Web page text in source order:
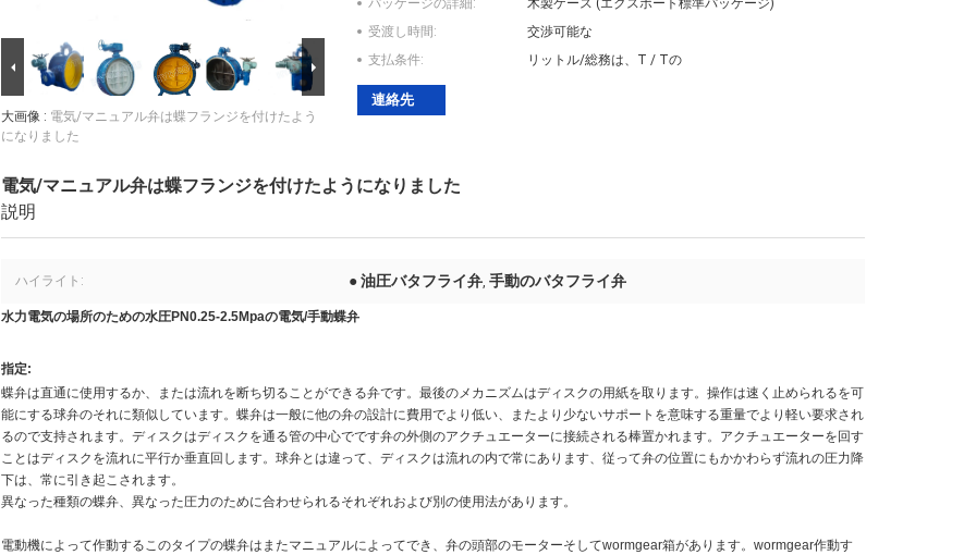
大画像 : 電気/マニュアル弁は蝶フランジを付けたよう
になりました
パッケージの詳細:
木製ケース (エクスポート標準パッケージ)
受渡し時間:
交渉可能な
支払条件:
リットル/総務は、T / Tの
連絡先
電気/マニュアル弁は蝶フランジを付けたようになりました
説明
ハイライト: ● 油圧バタフライ弁, 手動のバタフライ弁
水力電気の場所のための水圧PN0.25-2.5Mpaの電気/手動蝶弁
指定:
蝶弁は直通に使用するか、または流れを断ち切ることができる弁です。最後のメカニズムはディスクの用紙を取ります。操作は速く止められるを可
能にする球弁のそれに類似しています。蝶弁は一般に他の弁の設計に費用でより低い、またより少ないサポートを意味する重量でより軽い要求され
るので支持されます。ディスクはディスクを通る管の中心でです弁の外側のアクチュエーターに接続される棒置かれます。アクチュエーターを回す
ことはディスクを流れに平行か垂直回します。球弁とは違って、ディスクは流れの内で常にあります、従って弁の位置にもかかわらず流れの圧力降
下は、常に引き起こされます。
異なった種類の蝶弁、異なった圧力のために合わせられるそれぞれおよび別の使用法があります。
電動機によって作動するこのタイプの蝶弁はまたマニュアルによってでき、弁の頭部のモーターそしてwormgear箱があります。wormgear作動す